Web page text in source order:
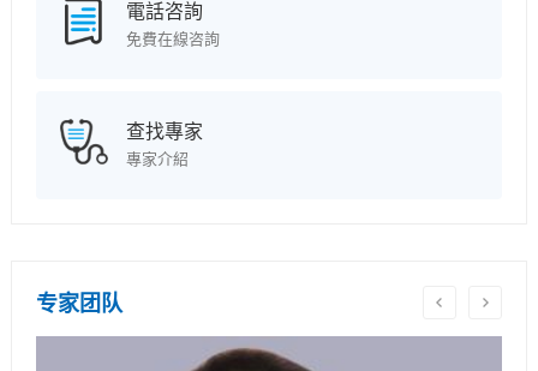
電話咨詢
免費在線咨詢
查找專家
專家介紹
专家团队